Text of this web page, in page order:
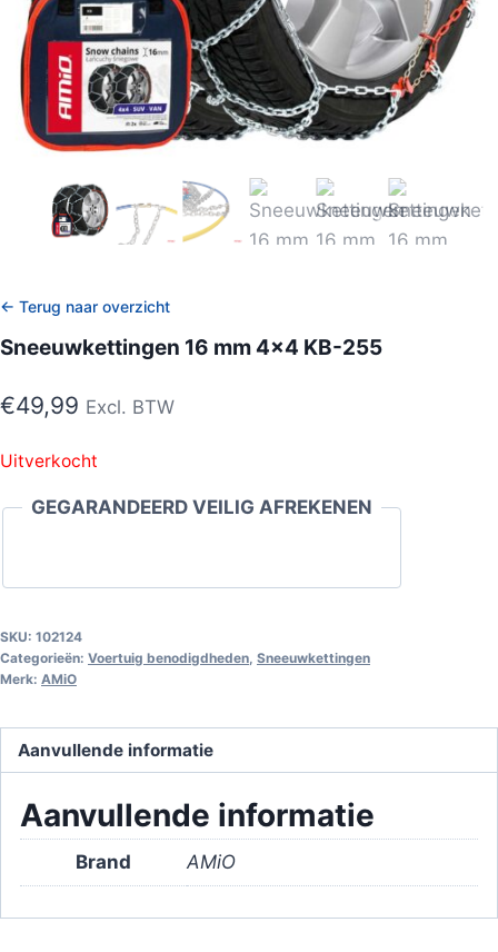
← Terug naar overzicht
Sneeuwkettingen 16 mm 4×4 KB-255
€49,99 Excl. BTW
Uitverkocht
GEGARANDEERD VEILIG AFREKENEN
SKU: 102124
Categorieën: Voertuig benodigdheden, Sneeuwkettingen
Merk: AMiO
Aanvullende informatie
Aanvullende informatie
Brand AMiO